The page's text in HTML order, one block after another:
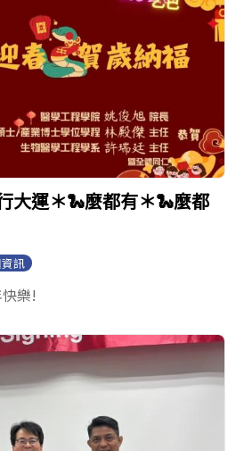
大運＊🐍麼都有＊🐍麼都
訊
樂!